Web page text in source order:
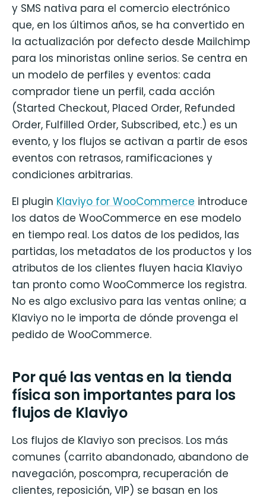
y SMS nativa para el comercio electrónico
que, en los últimos años, se ha convertido en
la actualización por defecto desde Mailchimp
para los minoristas online serios. Se centra en
un modelo de perfiles y eventos: cada
comprador tiene un perfil, cada acción
(Started Checkout, Placed Order, Refunded
Order, Fulfilled Order, Subscribed, etc.) es un
evento, y los flujos se activan a partir de esos
eventos con retrasos, ramificaciones y
condiciones arbitrarias.
El plugin Klaviyo for WooCommerce introduce
los datos de WooCommerce en ese modelo
en tiempo real. Los datos de los pedidos, las
partidas, los metadatos de los productos y los
atributos de los clientes fluyen hacia Klaviyo
tan pronto como WooCommerce los registra.
No es algo exclusivo para las ventas online; a
Klaviyo no le importa de dónde provenga el
pedido de WooCommerce.
Por qué las ventas en la tienda
física son importantes para los
flujos de Klaviyo
Los flujos de Klaviyo son precisos. Los más
comunes (carrito abandonado, abandono de
navegación, poscompra, recuperación de
clientes, reposición, VIP) se basan en los